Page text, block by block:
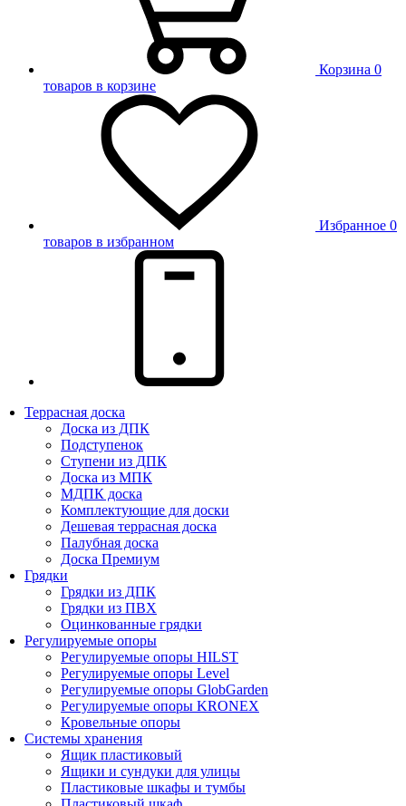
Корзина 0
товаров в корзине
Избранное 0
товаров в избранном
Террасная доска
Доска из ДПК
Подступенок
Ступени из ДПК
Доска из МПК
МДПК доска
Комплектующие для доски
Дешевая террасная доска
Палубная доска
Доска Премиум
Грядки
Грядки из ДПК
Грядки из ПВХ
Оцинкованные грядки
Регулируемые опоры
Регулируемые опоры HILST
Регулируемые опоры Level
Регулируемые опоры GlobGarden
Регулируемые опоры KRONEX
Кровельные опоры
Системы хранения
Ящик пластиковый
Ящики и сундуки для улицы
Пластиковые шкафы и тумбы